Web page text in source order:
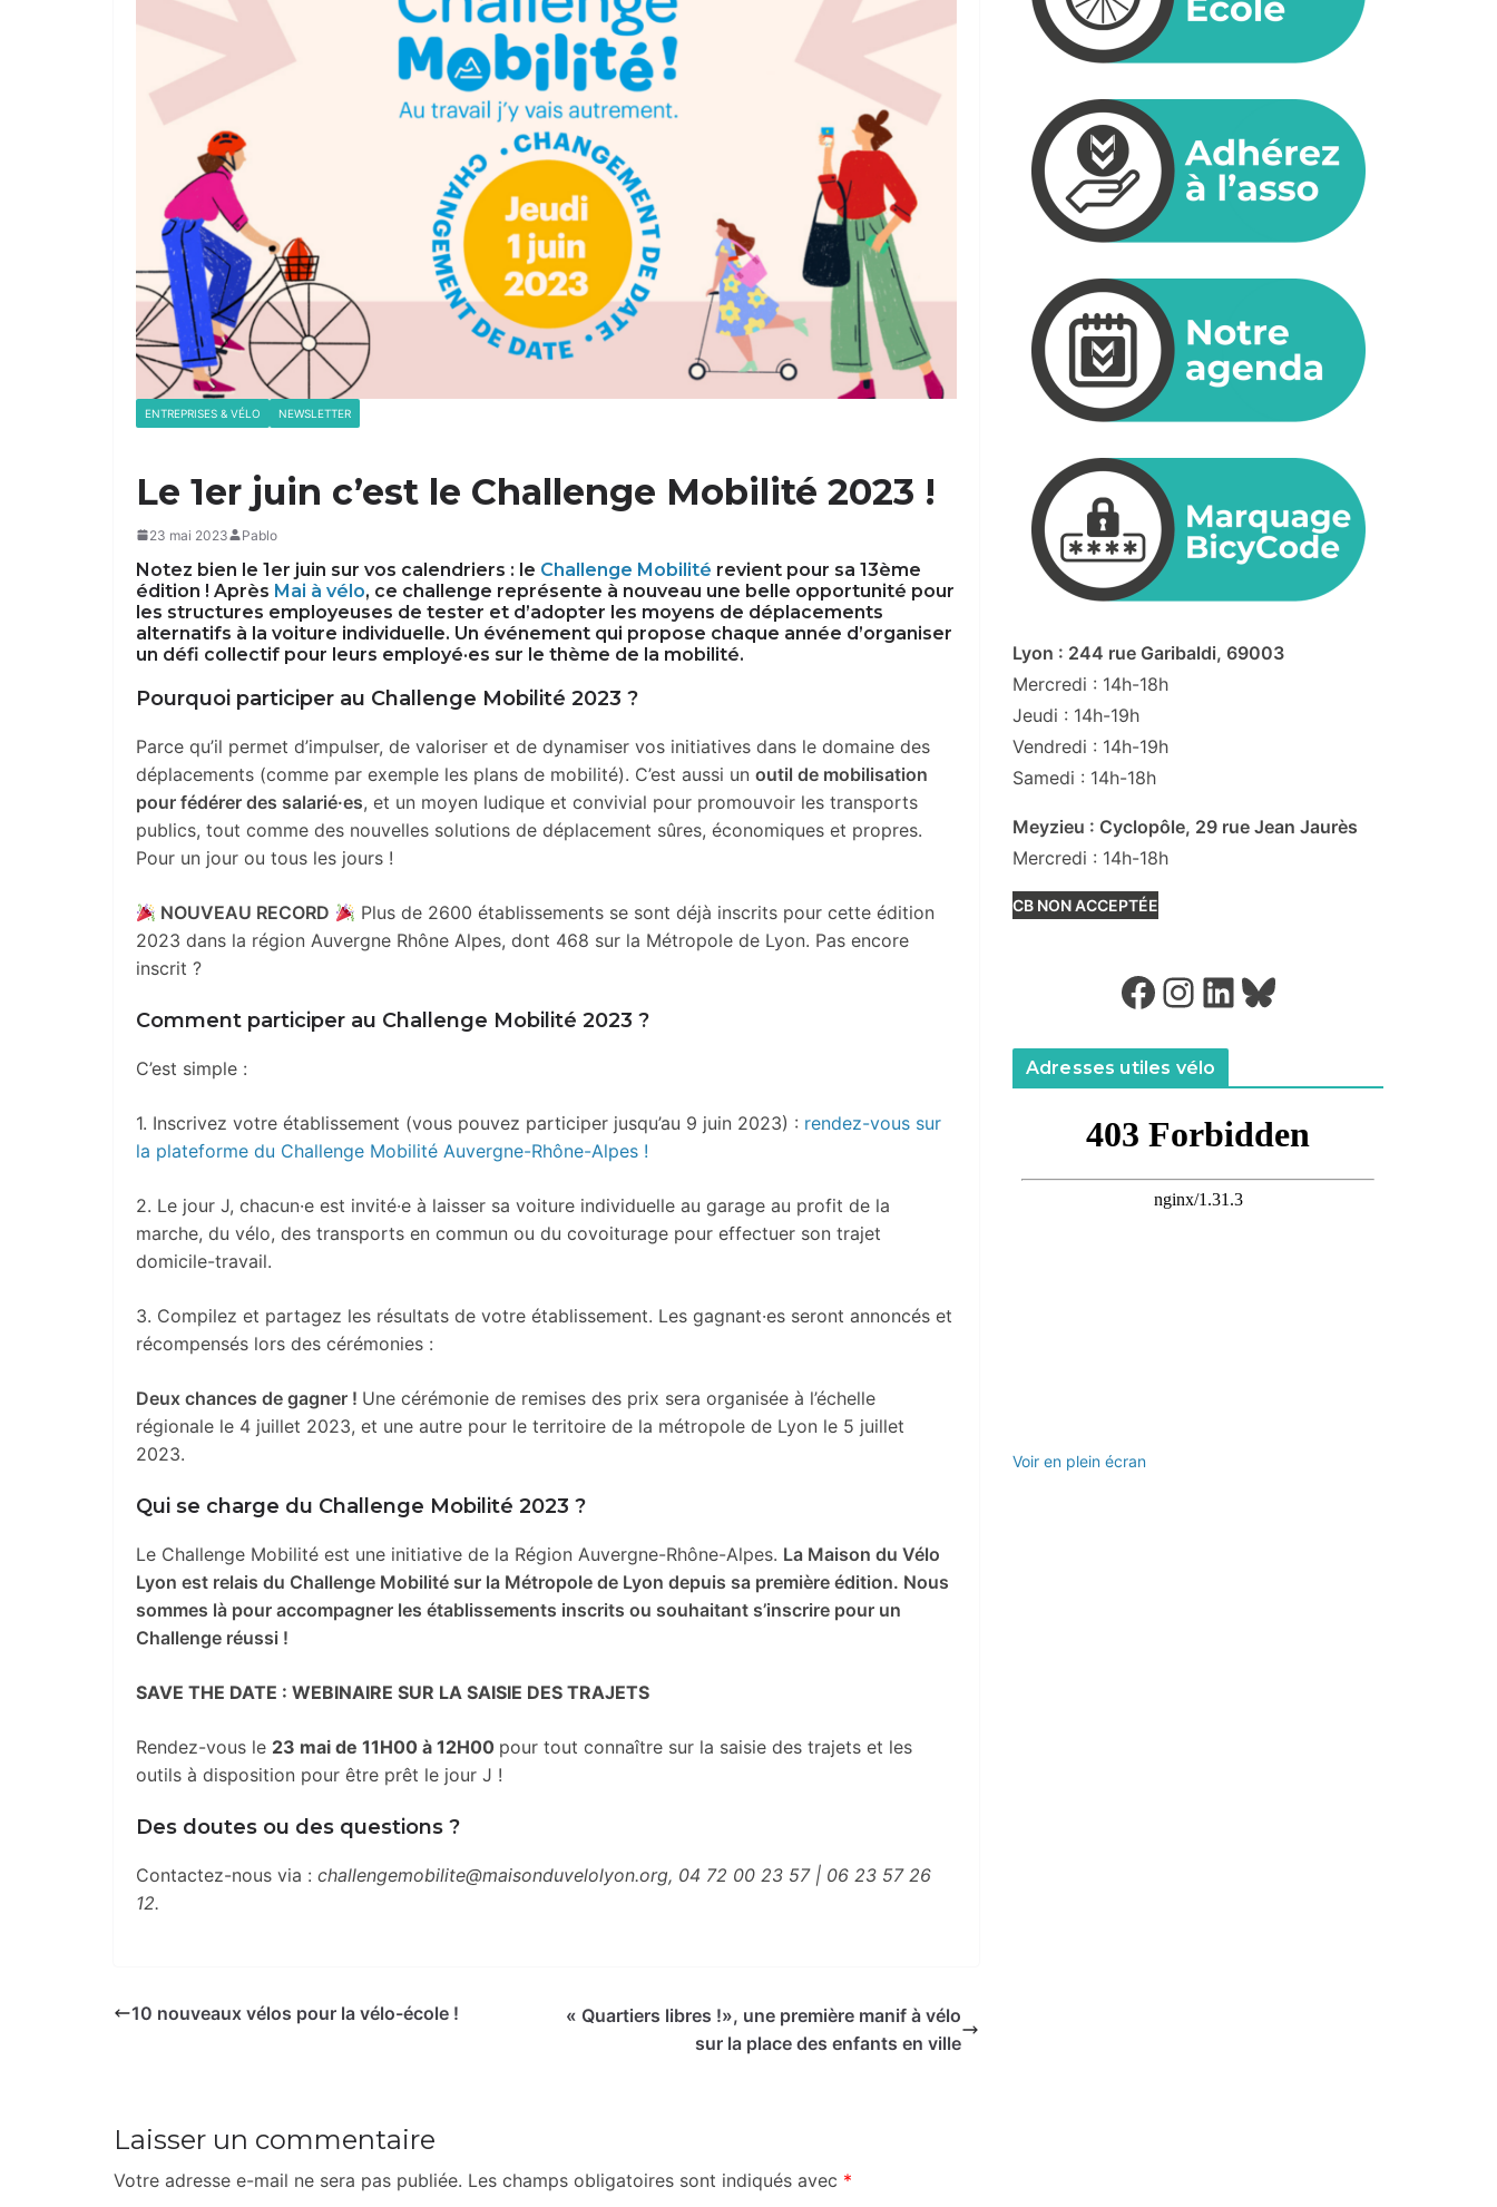
ENTREPRISES & VÉLO NEWSLETTER
Le 1er juin c’est le Challenge Mobilité 2023 !
23 mai 2023 Pablo
Notez bien le 1er juin sur vos calendriers : le Challenge Mobilité revient pour sa 13ème
édition ! Après Mai à vélo, ce challenge représente à nouveau une belle opportunité pour
les structures employeuses de tester et d’adopter les moyens de déplacements
alternatifs à la voiture individuelle. Un événement qui propose chaque année d’organiser
un défi collectif pour leurs employé·es sur le thème de la mobilité.
Pourquoi participer au Challenge Mobilité 2023 ?
Parce qu’il permet d’impulser, de valoriser et de dynamiser vos initiatives dans le domaine des
déplacements (comme par exemple les plans de mobilité). C’est aussi un outil de mobilisation
pour fédérer des salarié·es, et un moyen ludique et convivial pour promouvoir les transports
publics, tout comme des nouvelles solutions de déplacement sûres, économiques et propres.
Pour un jour ou tous les jours !
NOUVEAU RECORD
Plus de 2600 établissements se sont déjà inscrits pour cette édition
2023 dans la région Auvergne Rhône Alpes, dont 468 sur la Métropole de Lyon. Pas encore
inscrit ?
Comment participer au Challenge Mobilité 2023 ?
C’est simple :
1. Inscrivez votre établissement (vous pouvez participer jusqu’au 9 juin 2023) : rendez-vous sur
la plateforme du Challenge Mobilité Auvergne-Rhône-Alpes !
2. Le jour J, chacun·e est invité·e à laisser sa voiture individuelle au garage au profit de la
marche, du vélo, des transports en commun ou du covoiturage pour effectuer son trajet
domicile-travail.
3. Compilez et partagez les résultats de votre établissement. Les gagnant·es seront annoncés et
récompensés lors des cérémonies :
Deux chances de gagner ! Une cérémonie de remises des prix sera organisée à l’échelle
régionale le 4 juillet 2023, et une autre pour le territoire de la métropole de Lyon le 5 juillet
2023.
Qui se charge du Challenge Mobilité 2023 ?
Le Challenge Mobilité est une initiative de la Région Auvergne-Rhône-Alpes. La Maison du Vélo
Lyon est relais du Challenge Mobilité sur la Métropole de Lyon depuis sa première édition. Nous
sommes là pour accompagner les établissements inscrits ou souhaitant s’inscrire pour un
Challenge réussi !
SAVE THE DATE : WEBINAIRE SUR LA SAISIE DES TRAJETS
Rendez-vous le 23 mai de 11H00 à 12H00 pour tout connaître sur la saisie des trajets et les
outils à disposition pour être prêt le jour J !
Des doutes ou des questions ?
Contactez-nous via : challengemobilite@maisonduvelolyon.org, 04 72 00 23 57 | 06 23 57 26
12.
10 nouveaux vélos pour la vélo-école !
« Quartiers libres !», une première manif à vélo
sur la place des enfants en ville
Laisser un commentaire
Votre adresse e-mail ne sera pas publiée. Les champs obligatoires sont indiqués avec *
Lyon : 244 rue Garibaldi, 69003
Mercredi : 14h-18h
Jeudi : 14h-19h
Vendredi : 14h-19h
Samedi : 14h-18h
Meyzieu : Cyclopôle, 29 rue Jean Jaurès
Mercredi : 14h-18h
CB NON ACCEPTÉE
Facebook Instagram LinkedIn Bluesky
Adresses utiles vélo
Voir en plein écran